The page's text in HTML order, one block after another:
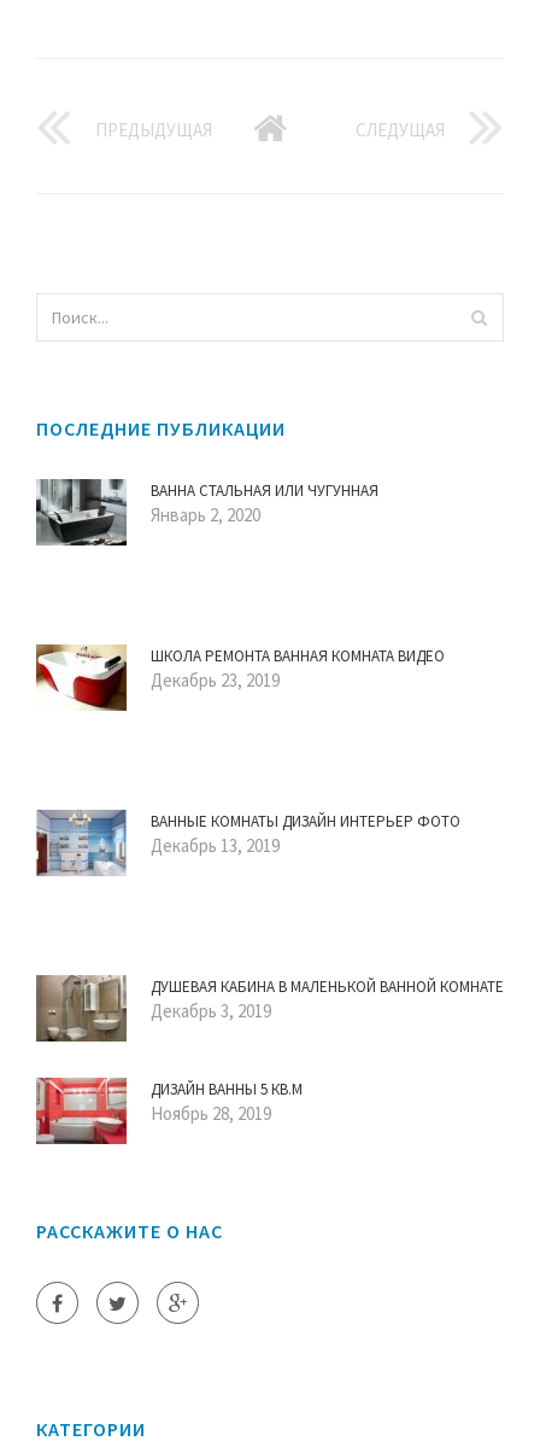
ПРЕДЫДУЩАЯ СЛЕДУЩАЯ
ПОСЛЕДНИЕ ПУБЛИКАЦИИ
ВАННА СТАЛЬНАЯ ИЛИ ЧУГУННАЯ
Январь 2, 2020
ШКОЛА РЕМОНТА ВАННАЯ КОМНАТА ВИДЕО
Декабрь 23, 2019
ВАННЫЕ КОМНАТЫ ДИЗАЙН ИНТЕРЬЕР ФОТО
Декабрь 13, 2019
ДУШЕВАЯ КАБИНА В МАЛЕНЬКОЙ ВАННОЙ КОМНАТЕ
Декабрь 3, 2019
ДИЗАЙН ВАННЫ 5 КВ.М
Ноябрь 28, 2019
РАССКАЖИТЕ О НАС
КАТЕГОРИИ